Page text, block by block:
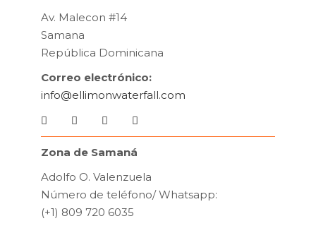
Av. Malecon #14
Samana
República Dominicana
Correo electrónico:
info@ellimonwaterfall.com
Zona de Samaná
Adolfo O. Valenzuela
Número de teléfono/ Whatsapp:
(+1) 809 720 6035